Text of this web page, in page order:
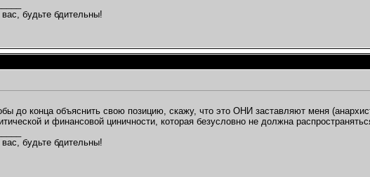
будьте бдительны!
до конца объяснить свою позицию, скажу, что это ОНИ заставляют меня
и финансовой циничности, которая безусловно не должна
будьте бдительны!